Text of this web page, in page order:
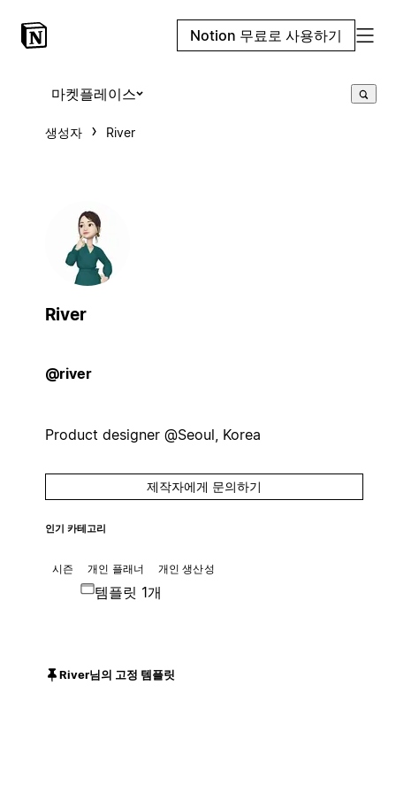
Notion 무료로 사용하기
마켓플레이스
생성자 River
River
@river
Product designer @Seoul, Korea
제작자에게 문의하기
인기 카테고리
시즌 개인 플래너 개인 생산성
템플릿 1개
River님의 고정 템플릿